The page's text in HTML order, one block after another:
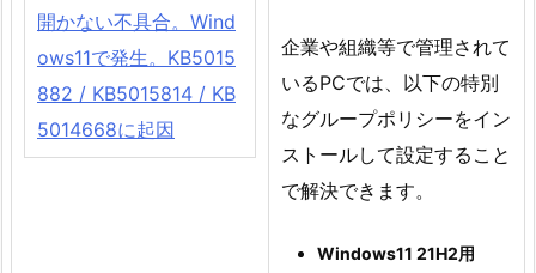
開かない不具合。Wind
ows11で発生。KB5015
882 / KB5015814 / KB
5014668に起因
企業や組織等で管理されて
いるPCでは、以下の特別
なグループポリシーをイン
ストールして設定すること
で解決できます。
Windows11 21H2用